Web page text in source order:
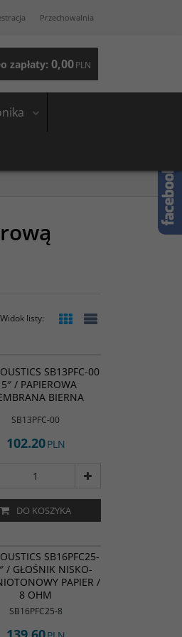
Przechowalnia
zapłaty: 0,00PLN
Widok listy:
SB13PFC-00
/ PAPIEROWA
BIERNA
SB13PFC-00
102.20PLN
DO KOSZYKA
SB16PFC25-
/ GŁOŚNIK NISKO-
PAPIER /
8 OHM
SB16PFC25-8